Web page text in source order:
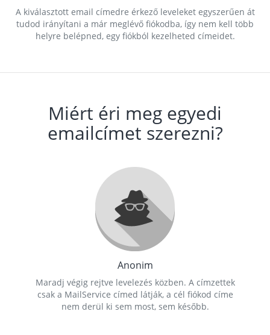
A kiválasztott email címedre érkező leveleket egyszerűen át
tudod irányítani a már meglévő fiókodba, így nem kell több
helyre belépned, egy fiókból kezelheted címeidet.
Miért éri meg egyedi
emailcímet szerezni?
Anonim
Maradj végig rejtve levelezés közben. A címzettek
csak a MailService címed látják, a cél fiókod címe
nem derül ki sem most, sem később.